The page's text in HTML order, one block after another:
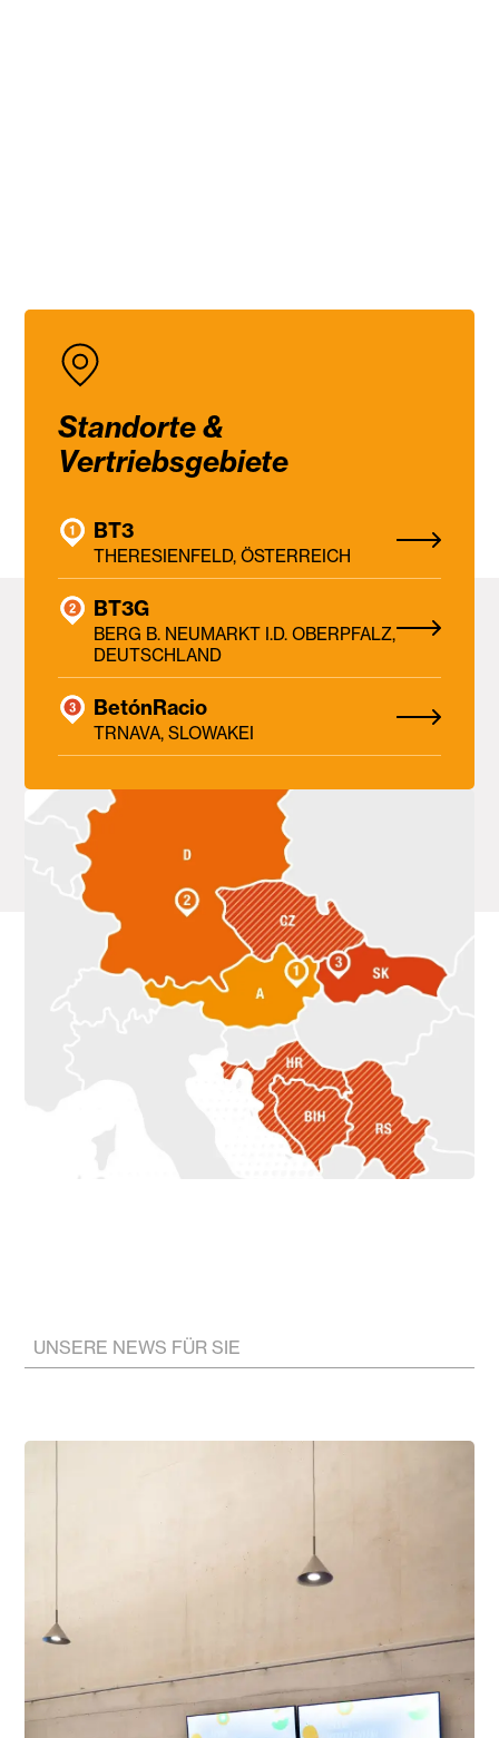
Standorte &
Vertriebsgebiete
BT3
THERESIENFELD, ÖSTERREICH
BT3G
BERG B. NEUMARKT I.D. OBERPFALZ,
DEUTSCHLAND
BetónRacio
TRNAVA, SLOWAKEI
UNSERE NEWS FÜR SIE